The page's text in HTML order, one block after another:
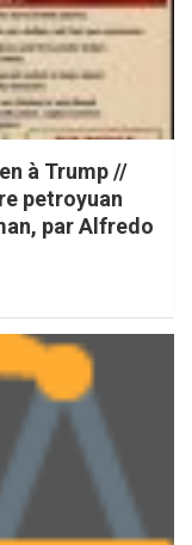
à Trump //
petroyuan
par Alfredo